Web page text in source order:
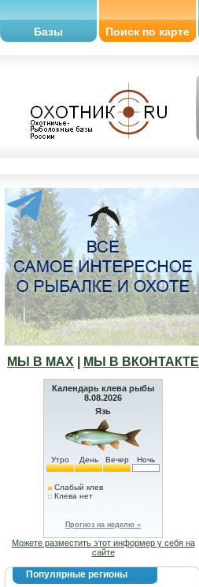
Базы Поиск по карте
МЫ В МАХ МЫ В ВКОНТАКТЕ
Календарь клева рыбы
8.08.2026
Язь
Утро День Вечер Ночь
Слабый клев
Клева нет
Прогноз на неделю »
Можете разместить этот информер у себя на
сайте
Популярные регионы